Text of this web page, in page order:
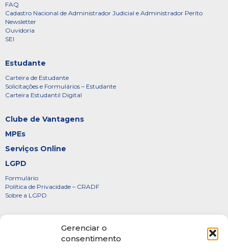
Gerenciar o
consentimento
FAQ
Cadastro Nacional de Administrador Judicial e Administrador Perito
Newsletter
Ouvidoria
SEI
Estudante
Carteira de Estudante
Solicitações e Formulários – Estudante
Carteira Estudantil Digital
Clube de Vantagens
MPEs
Serviços Online
LGPD
Formulário
Política de Privacidade – CRADF
Sobre a LGPD